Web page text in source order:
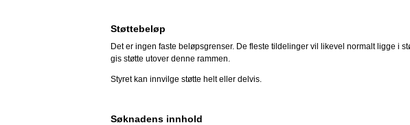
Støttebeløp
Det er ingen faste beløpsgrenser. De fleste tildelinger vil likevel normalt ligge i
gis støtte utover denne rammen.
Styret kan innvilge støtte helt eller delvis.
Søknadens innhold